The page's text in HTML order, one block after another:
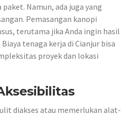
Namun, ada juga yang
Pemasangan kanopi
terutama jika Anda ingin hasil
tenaga kerja di Cianjur bisa
proyek dan lokasi
diakses atau memerlukan alat-